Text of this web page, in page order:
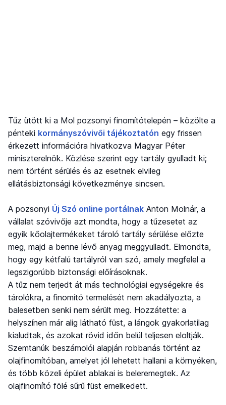
Tűz ütött ki a Mol pozsonyi finomítótelepén – közölte a
pénteki kormányszóvivői tájékoztatón egy frissen
érkezett információra hivatkozva Magyar Péter
miniszterelnök. Közlése szerint egy tartály gyulladt ki;
nem történt sérülés és az esetnek elvileg
ellátásbiztonsági következménye sincsen.
A pozsonyi Új Szó online portálnak Anton Molnár, a
vállalat szóvivője azt mondta, hogy a tűzesetet az
egyik kőolajtermékeket tároló tartály sérülése előzte
meg, majd a benne lévő anyag meggyulladt. Elmondta,
hogy egy kétfalú tartályról van szó, amely megfelel a
legszigorúbb biztonsági előírásoknak.
A tűz nem terjedt át más technológiai egységekre és
tárolókra, a finomító termelését nem akadályozta, a
balesetben senki nem sérült meg. Hozzátette: a
helyszínen már alig látható füst, a lángok gyakorlatilag
kialudtak, és azokat rövid időn belül teljesen eloltják.
Szemtanúk beszámolói alapján robbanás történt az
olajfinomítóban, amelyet jól lehetett hallani a környéken,
és több közeli épület ablakai is beleremegtek. Az
olajfinomító fölé sűrű füst emelkedett.